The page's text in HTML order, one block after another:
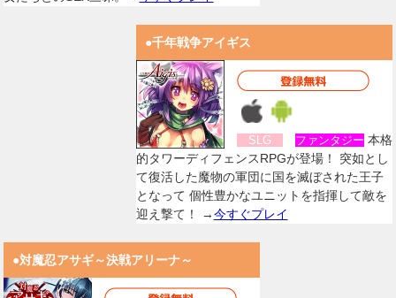
●千年戦争アイギス
SLG ファンタジー 本格
的タワーディフェンスRPGが登場！ 突如とし
て復活した魔物の軍団に国を滅ぼされた王子
となって 個性豊かなユニットを指揮して敵を
迎え撃て！ →今すぐプレイ
●対魔忍アサギ～決戦アリーナ～